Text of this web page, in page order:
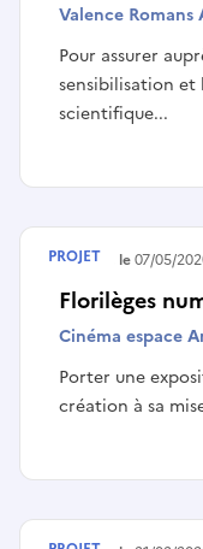
Valence Romans
Pour assurer
sensibilisation
scientifique...
Florilèges
Cinéma espace
Porter une
création à sa
Terminé le07/05/
PROJET